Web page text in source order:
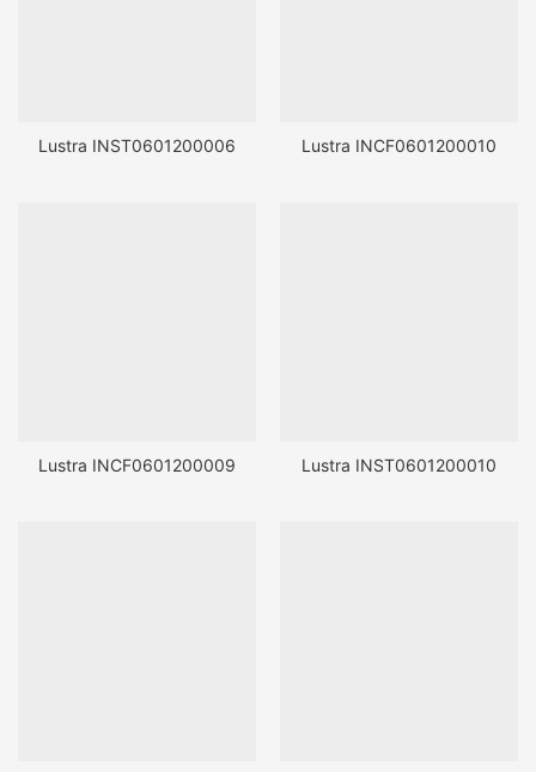
Lustra INST0601200006 Lustra INCF0601200010
Lustra INCF0601200009 Lustra INST0601200010